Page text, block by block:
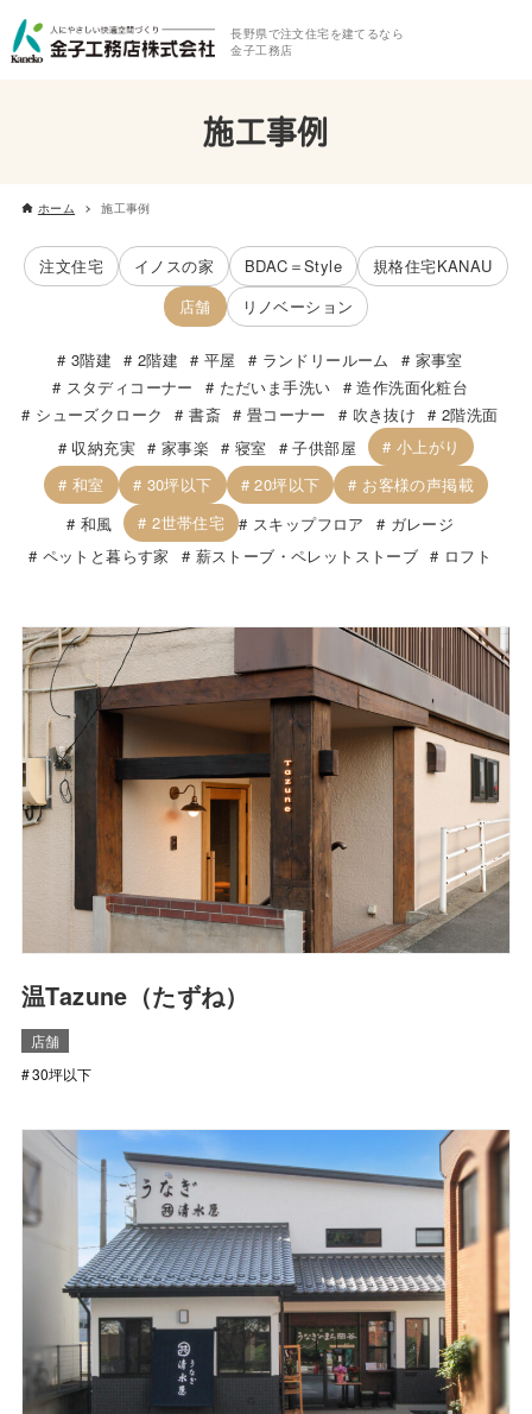
長野県で注文住宅を建てるなら
金子工務店
施工事例
ホーム 施工事例
注文住宅 イノスの家 BDAC＝Style
規格住宅KANAU
店舗
リノベーション
3階建 2階建 平屋 ランドリールーム
家事室
スタディコーナー
ただいま手洗い
造作洗面化粧台
シューズクローク
書斎 畳コーナー 吹き抜け
2階洗面
収納充実
家事楽 寝室 子供部屋
小上がり
和室
30坪以下 20坪以下
お客様の声掲載
和風
2世帯住宅 スキップフロア
ガレージ
ペットと暮らす家
薪ストーブ・ペレットストーブ ロフト
温Tazune（たずね）
店舗
30坪以下